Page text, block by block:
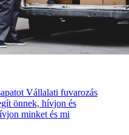
Vállalati fuvarozás
önnek, hívjon és
minket és mi